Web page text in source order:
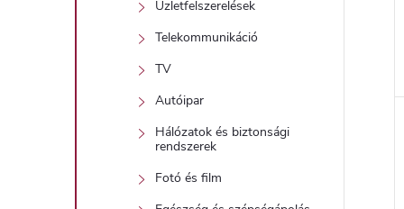
Üzletfelszerelések
Telekommunikáció
TV
Autóipar
Hálózatok és biztonsági
rendszerek
Fotó és film
l